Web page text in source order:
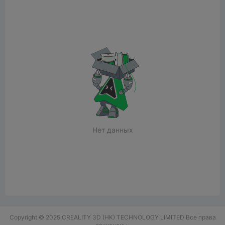
Нет данных
Copyright © 2025 CREALITY 3D (HK) TECHNOLOGY LIMITED Все права